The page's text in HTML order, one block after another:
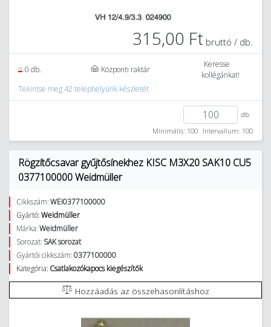
315,00 Ft bruttó / db.
0 db. Központi raktár
Keresse
kollégánkat!
Tekintse meg 42 telephelyünk készletét
db.
Minimális: 100 Intervallum: 100
Rögzítőcsavar gyűjtősínekhez KISC M3X20 SAK10 CU5
0377100000 Weidmüller
Cikkszám:WEI0377100000
Gyártó:Weidmüller
Márka:Weidmüller
Sorozat: SAK sorozat
Gyártói cikkszám:0377100000
Kategória: Csatlakozókapocs kiegészítők
Hozzáadás az összehasonlításhoz